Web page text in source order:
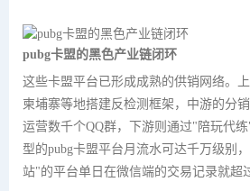
pubg卡盟的黑色产业链闭环
这些卡盟平台已形成成熟的供销网络。
柬埔寨等地搭建反检测框架，中游的分
运营数千个QQ群，下游则通过"陪玩代
型的pubg卡盟平台月流水可达千万级别
站"的平台单日在微信端的交易记录就超